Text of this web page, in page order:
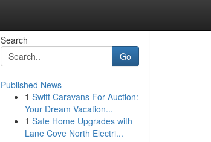
Search
Go
Published News
1 Swift Caravans For Auction:
Your Dream Vacation...
1 Safe Home Upgrades with
Lane Cove North Electri...